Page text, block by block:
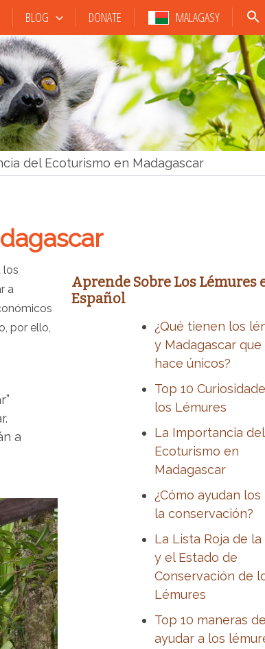
BLOG DONATE MALAGASY
del Ecoturismo en Madagascar
los
a
por ello,
a
Aprende Sobre Los Lémures
Español
¿Qué tienen los
y Madagascar que
hace únicos?
Top 10
los Lémures
La Importancia del
Ecoturismo en
Madagascar
¿Cómo ayudan los
la conservación?
La Lista Roja de la
y el Estado de
Conservación de
Lémures
Top 10 maneras de
ayudar a los